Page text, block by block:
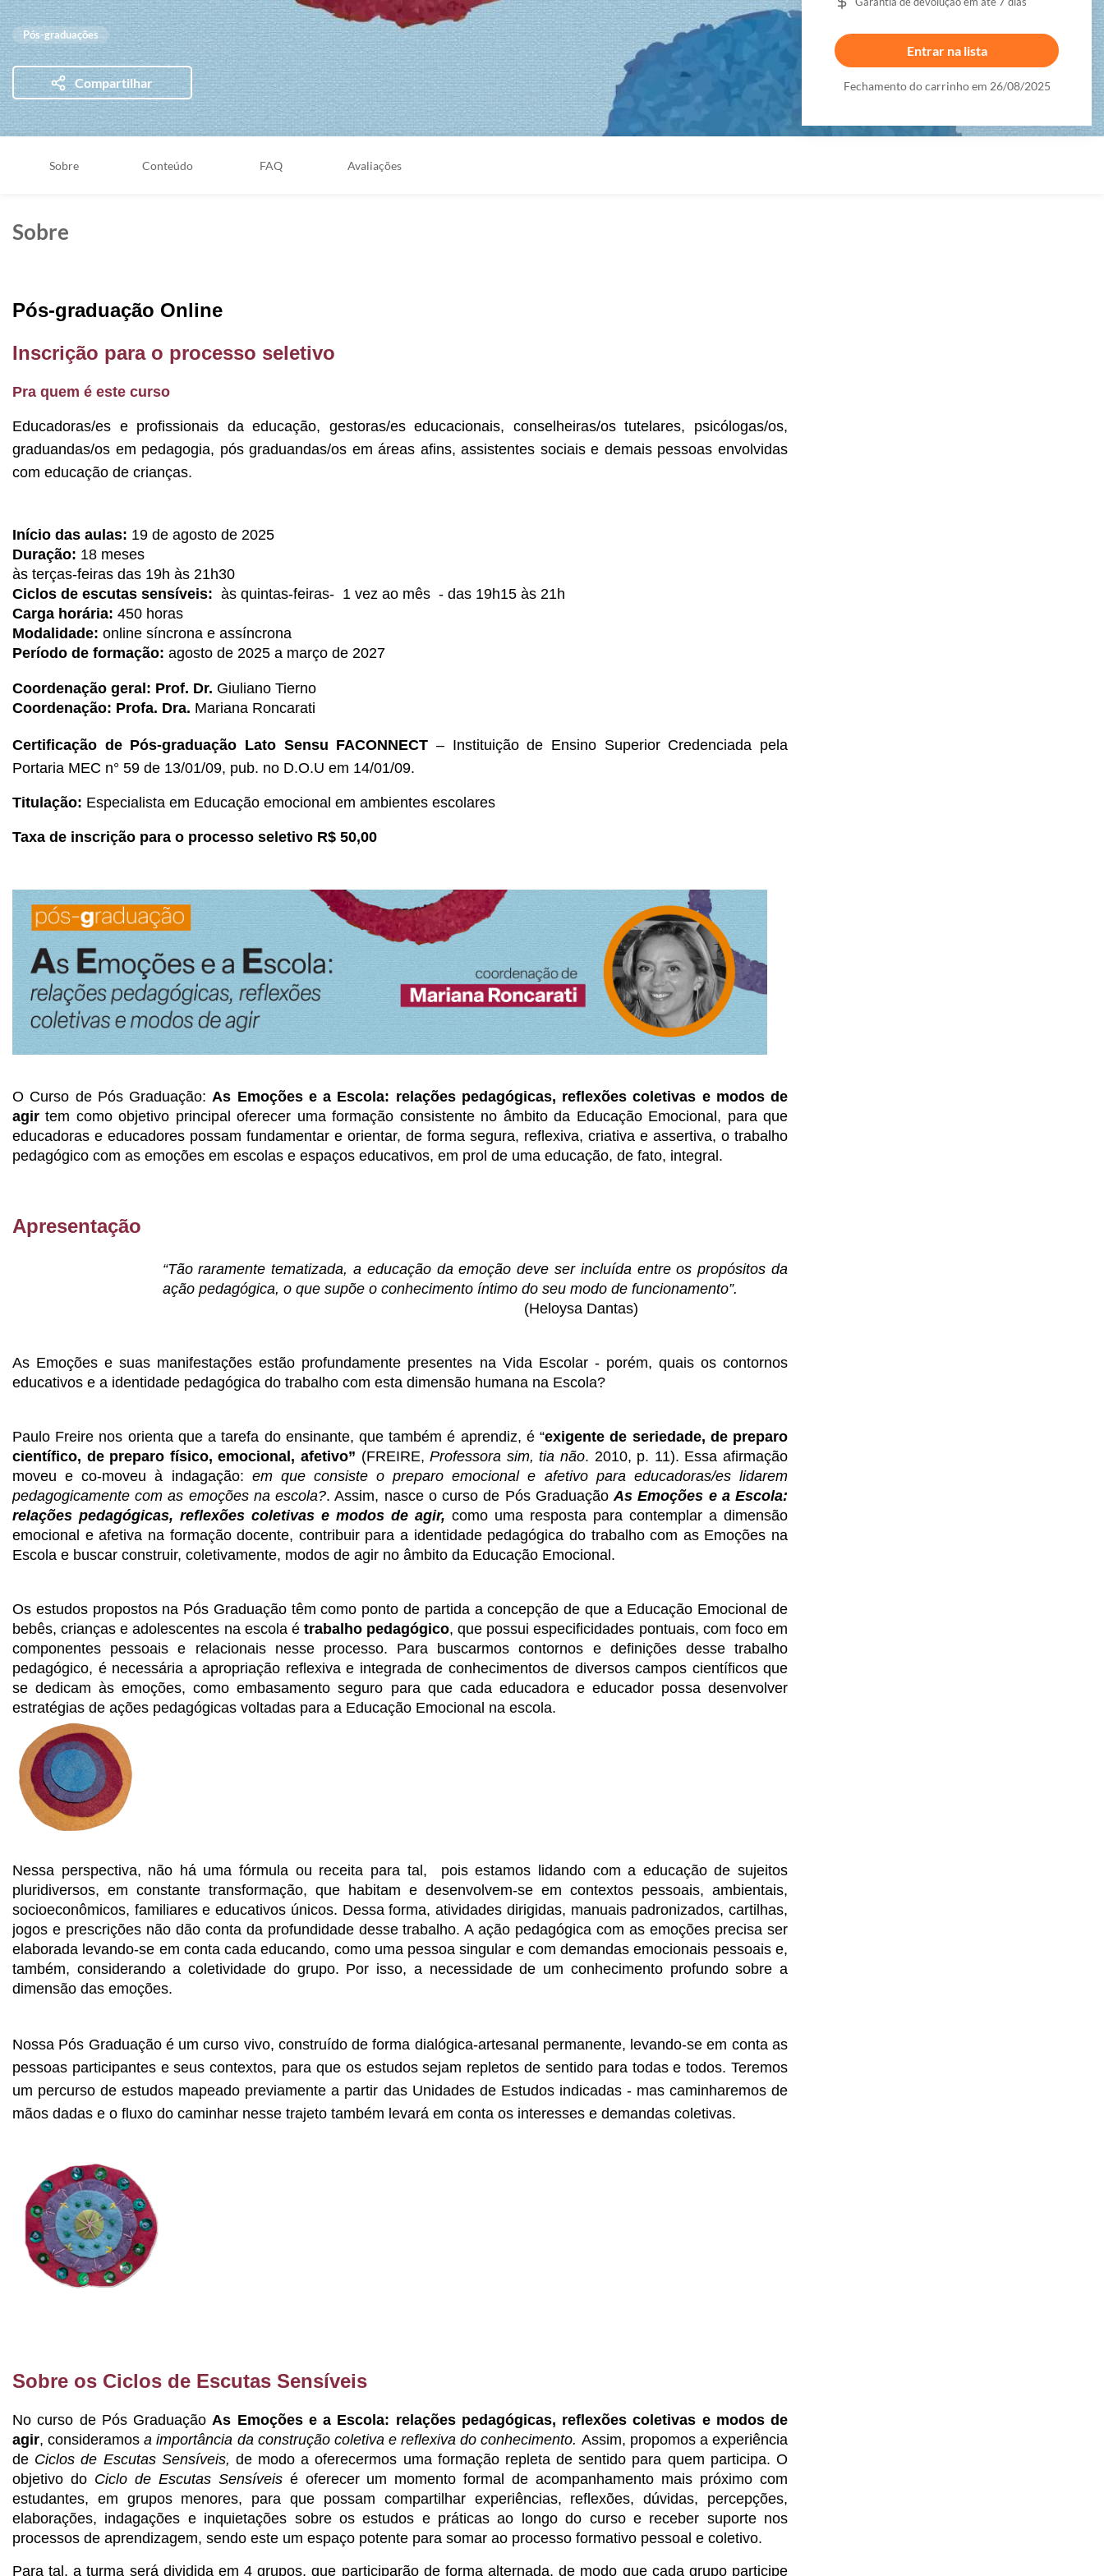
Pós-graduações
Compartilhar
Sobre Conteúdo FAQ Avaliações
Sobre
Pós-graduação Online
Inscrição para o processo seletivo
Pra quem é este curso
Educadoras/es e profissionais da educação, gestoras/es educacionais, conselheiras/os tutelares, psicólogas/os,
graduandas/os em pedagogia, pós graduandas/os em áreas afins, assistentes sociais e demais pessoas envolvidas
com educação de crianças.
Início das aulas: 19 de agosto de 2025
Duração: 18 meses
às terças-feiras das 19h às 21h30
Ciclos de escutas sensíveis: às quintas-feiras-  1 vez ao mês  - das 19h15 às 21h
Carga horária: 450 horas
Modalidade: online síncrona e assíncrona
Período de formação: agosto de 2025 a março de 2027
Coordenação geral: Prof. Dr. Giuliano Tierno
Coordenação: Profa. Dra. Mariana Roncarati
Certificação de Pós-graduação Lato Sensu FACONNECT – Instituição de Ensino Superior Credenciada pela
Portaria MEC n° 59 de 13/01/09, pub. no D.O.U em 14/01/09.
Titulação: Especialista em Educação emocional em ambientes escolares
Taxa de inscrição para o processo seletivo R$ 50,00
O Curso de Pós Graduação: As Emoções e a Escola: relações pedagógicas, reflexões coletivas e modos de
agir tem como objetivo principal oferecer uma formação consistente no âmbito da Educação Emocional, para que
educadoras e educadores possam fundamentar e orientar, de forma segura, reflexiva, criativa e assertiva, o trabalho
pedagógico com as emoções em escolas e espaços educativos, em prol de uma educação, de fato, integral.
Apresentação
“Tão raramente tematizada, a educação da emoção deve ser incluída entre os propósitos da
ação pedagógica, o que supõe o conhecimento íntimo do seu modo de funcionamento”.
(Heloysa Dantas)
As Emoções e suas manifestações estão profundamente presentes na Vida Escolar - porém, quais os contornos
educativos e a identidade pedagógica do trabalho com esta dimensão humana na Escola?
Paulo Freire nos orienta que a tarefa do ensinante, que também é aprendiz, é “exigente de seriedade, de preparo
científico, de preparo físico, emocional, afetivo” (FREIRE, Professora sim, tia não. 2010, p. 11). Essa afirmação
moveu e co-moveu à indagação: em que consiste o preparo emocional e afetivo para educadoras/es lidarem
pedagogicamente com as emoções na escola?. Assim, nasce o curso de Pós Graduação As Emoções e a Escola:
relações pedagógicas, reflexões coletivas e modos de agir, como uma resposta para contemplar a dimensão
emocional e afetiva na formação docente, contribuir para a identidade pedagógica do trabalho com as Emoções na
Escola e buscar construir, coletivamente, modos de agir no âmbito da Educação Emocional.
Os estudos propostos na Pós Graduação têm como ponto de partida a concepção de que a Educação Emocional de
bebês, crianças e adolescentes na escola é trabalho pedagógico, que possui especificidades pontuais, com foco em
componentes pessoais e relacionais nesse processo. Para buscarmos contornos e definições desse trabalho
pedagógico, é necessária a apropriação reflexiva e integrada de conhecimentos de diversos campos científicos que
se dedicam às emoções, como embasamento seguro para que cada educadora e educador possa desenvolver
estratégias de ações pedagógicas voltadas para a Educação Emocional na escola.
Nessa perspectiva, não há uma fórmula ou receita para tal,  pois estamos lidando com a educação de sujeitos
pluridiversos, em constante transformação, que habitam e desenvolvem-se em contextos pessoais, ambientais,
socioeconômicos, familiares e educativos únicos. Dessa forma, atividades dirigidas, manuais padronizados, cartilhas,
jogos e prescrições não dão conta da profundidade desse trabalho. A ação pedagógica com as emoções precisa ser
elaborada levando-se em conta cada educando, como uma pessoa singular e com demandas emocionais pessoais e,
também, considerando a coletividade do grupo. Por isso, a necessidade de um conhecimento profundo sobre a
dimensão das emoções.
Nossa Pós Graduação é um curso vivo, construído de forma dialógica-artesanal permanente, levando-se em conta as
pessoas participantes e seus contextos, para que os estudos sejam repletos de sentido para todas e todos. Teremos
um percurso de estudos mapeado previamente a partir das Unidades de Estudos indicadas - mas caminharemos de
mãos dadas e o fluxo do caminhar nesse trajeto também levará em conta os interesses e demandas coletivas.
Sobre os Ciclos de Escutas Sensíveis
No curso de Pós Graduação As Emoções e a Escola: relações pedagógicas, reflexões coletivas e modos de
agir, consideramos a importância da construção coletiva e reflexiva do conhecimento. Assim, propomos a experiência
de Ciclos de Escutas Sensíveis, de modo a oferecermos uma formação repleta de sentido para quem participa. O
objetivo do Ciclo de Escutas Sensíveis é oferecer um momento formal de acompanhamento mais próximo com
estudantes, em grupos menores, para que possam compartilhar experiências, reflexões, dúvidas, percepções,
elaborações, indagações e inquietações sobre os estudos e práticas ao longo do curso e receber suporte nos
processos de aprendizagem, sendo este um espaço potente para somar ao processo formativo pessoal e coletivo.
Para tal, a turma será dividida em 4 grupos, que participarão de forma alternada, de modo que cada grupo participe
Entrar na lista
Fechamento do carrinho em 26/08/2025